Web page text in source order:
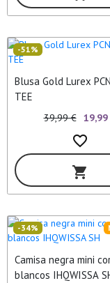
Blusa Gold Lurex
TEE
-51%
39,99 € 19,99
favorite_border
shopping_cart
Camisa negra mini
blancos IHQWISSA
-34%